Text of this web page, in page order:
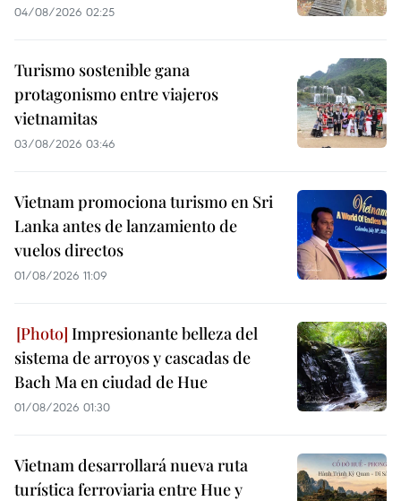
04/08/2026 02:25
Turismo sostenible gana
protagonismo entre viajeros
vietnamitas
03/08/2026 03:46
Vietnam promociona turismo en Sri
Lanka antes de lanzamiento de
vuelos directos
01/08/2026 11:09
Impresionante belleza del
sistema de arroyos y cascadas de
Bach Ma en ciudad de Hue
01/08/2026 01:30
Vietnam desarrollará nueva ruta
turística ferroviaria entre Hue y